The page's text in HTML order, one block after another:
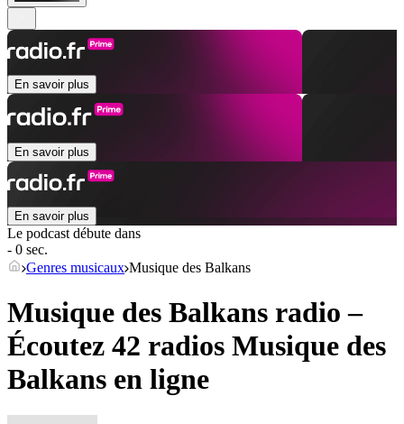
En savoir plus
En savoir plus
En savoir plus
Le podcast débute dans
- 0 sec.
Genres musicaux Musique des Balkans
Musique des Balkans radio –
Écoutez 42 radios Musique des
Balkans en ligne